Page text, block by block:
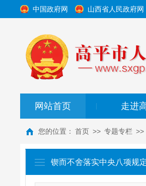
中国政府网 山西省人民政府网
网站首页 走进
您的位置： 首页 >> 专题专栏 >>
锲而不舍落实中央八项规